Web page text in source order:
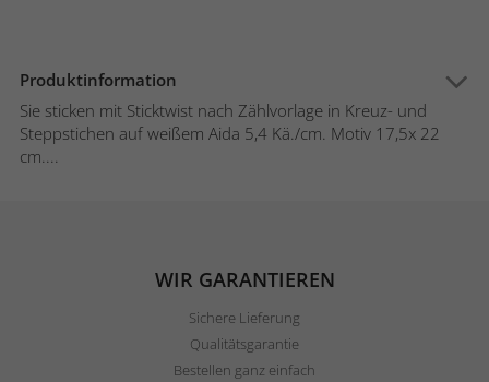
Produktinformation
Sie sticken mit Sticktwist nach Zählvorlage in Kreuz- und
Steppstichen auf weißem Aida 5,4 Kä./cm. Motiv 17,5x 22
cm....
WIR GARANTIEREN
Sichere Lieferung
Qualitätsgarantie
Bestellen ganz einfach